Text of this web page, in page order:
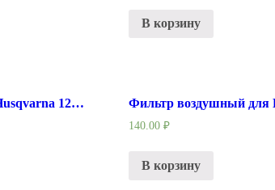
В корзину
Трос газа для бензокосы Husqvarna 128R/ 125R
140.00₽
В корзину